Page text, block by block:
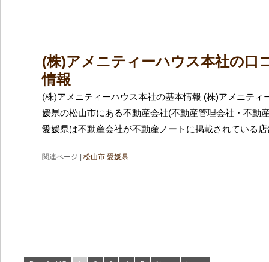
(株)アメニティーハウス本社の口
情報
(株)アメニティーハウス本社の基本情報 (株)アメニティ
媛県の松山市にある不動産会社(不動産管理会社・不動
愛媛県は不動産会社が不動産ノートに掲載されている
関連ページ | 松山市 愛媛県